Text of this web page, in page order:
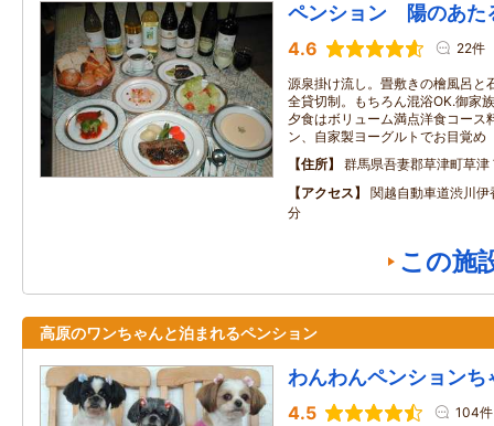
ペンション 陽のあた
4.6 22件
源泉掛け流し。畳敷きの檜風呂と
全貸切制。もちろん混浴OK.御家
夕食はボリューム満点洋食コース
ン、自家製ヨーグルトでお目覚め
住所
群馬県吾妻郡草津町草津
アクセス
関越自動車道渋川
分
この施
高原のワンちゃんと泊まれるペンション
わんわんペンションち
4.5 104件